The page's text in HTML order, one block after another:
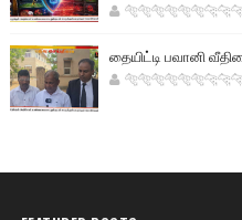
தையிட்டி பவானி